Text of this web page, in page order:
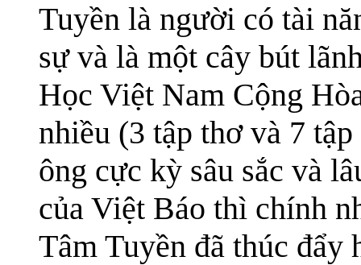
Tuyền là người có tài
sự và là một cây bút
Học Việt Nam Cộng
nhiều (3 tập thơ và 7
ông cực kỳ sâu sắc và
của Việt Báo thì chính
Tâm Tuyền đã thúc đẩy